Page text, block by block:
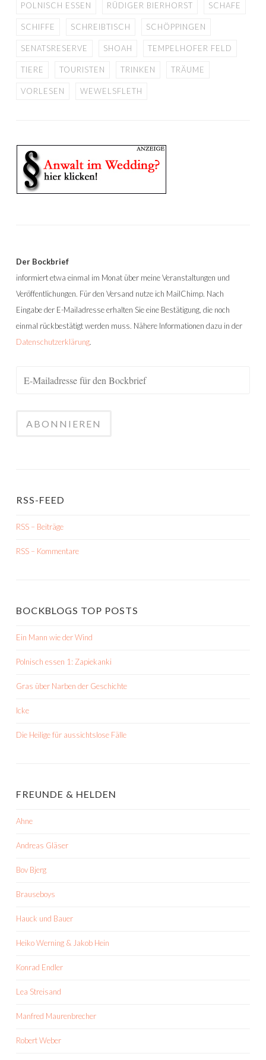
POLNISCH ESSEN RÜDIGER BIERHORST SCHAFE
SCHIFFE SCHREIBTISCH SCHÖPPINGEN
SENATSRESERVE SHOAH TEMPELHOFER FELD
TIERE TOURISTEN TRINKEN TRÄUME
VORLESEN WEWELSFLETH
Der Bockbrief
informiert etwa einmal im Monat über meine Veranstaltungen und
Veröffentlichungen. Für den Versand nutze ich MailChimp. Nach
Eingabe der E-Mailadresse erhalten Sie eine Bestätigung, die noch
einmal rückbestätigt werden muss. Nähere Informationen dazu in der
Datenschutzerklärung.
RSS-FEED
RSS – Beiträge
RSS – Kommentare
BOCKBLOGS TOP POSTS
Ein Mann wie der Wind
Polnisch essen 1: Zapiekanki
Gras über Narben der Geschichte
Icke
Die Heilige für aussichtslose Fälle
FREUNDE & HELDEN
Ahne
Andreas Gläser
Bov Bjerg
Brauseboys
Hauck und Bauer
Heiko Werning & Jakob Hein
Konrad Endler
Lea Streisand
Manfred Maurenbrecher
Robert Weber